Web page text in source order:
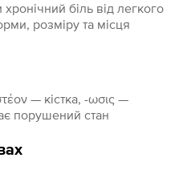
біль від легкого
розміру та місця
— кістка, -ωσις —
порушений стан